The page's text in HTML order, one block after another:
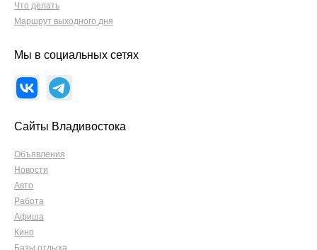
Что делать
Маршрут выходного дня
Мы в социальных сетях
Сайты Владивостока
Объявления
Новости
Авто
Работа
Афиша
Кино